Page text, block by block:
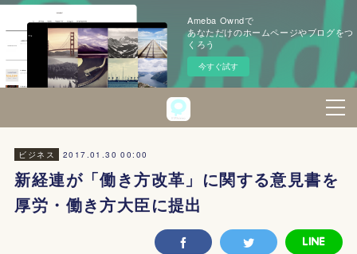
Ameba Owndで
あなただけのホームページやブログをつ
くろう
今すぐ試す
ビジネス 2017.01.30 00:00
新経連が「働き方改革」に関する意見書を
厚労・働き方大臣に提出